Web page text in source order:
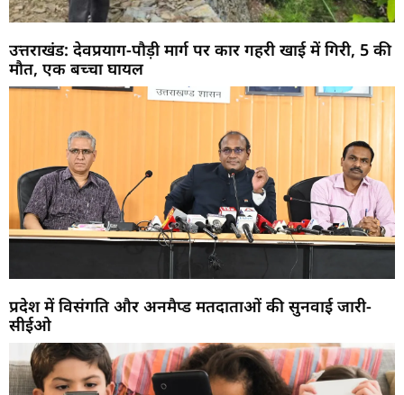
उत्तराखंड: देवप्रयाग-पौड़ी मार्ग पर कार गहरी खाई में गिरी, 5 की
मौत, एक बच्चा घायल
प्रदेश में विसंगति और अनमैप्ड मतदाताओं की सुनवाई जारी-
सीईओ